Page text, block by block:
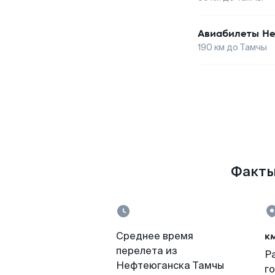
Авиабилеты
190 км до Тамчы
Среднее время
перелета из
Нефтеюганска Тамчы